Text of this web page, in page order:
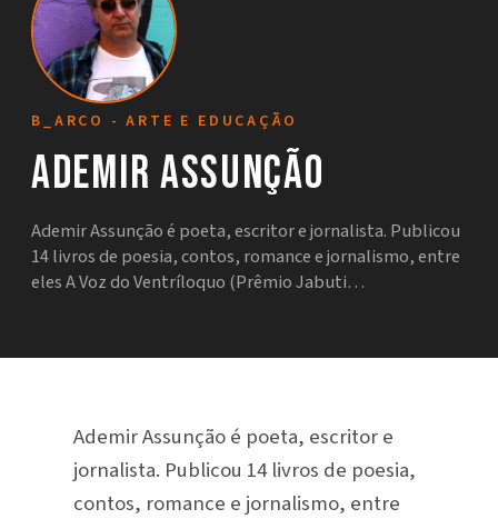
B_ARCO - ARTE E EDUCAÇÃO
Ademir Assunção
Ademir Assunção é poeta, escritor e jornalista. Publicou
14 livros de poesia, contos, romance e jornalismo, entre
eles A Voz do Ventríloquo (Prêmio Jabuti…
Ademir Assunção é poeta, escritor e
jornalista. Publicou 14 livros de poesia,
contos, romance e jornalismo, entre